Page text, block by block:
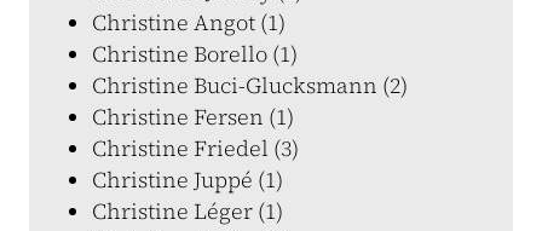
Christine Angot (1)
Christine Borello (1)
Christine Buci-Glucksmann (2)
Christine Fersen (1)
Christine Friedel (3)
Christine Juppé (1)
Christine Léger (1)